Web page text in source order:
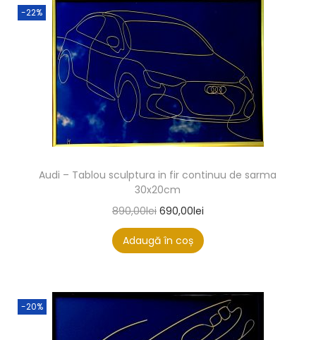
-22%
Audi – Tablou sculptura in fir continuu de sarma
30x20cm
890,00lei 690,00lei
Adaugă în coș
-20%